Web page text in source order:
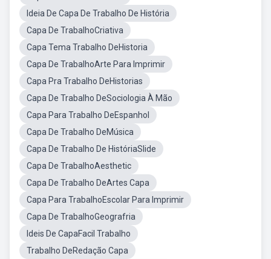
Ideia De Capa De Trabalho De História
Capa De TrabalhoCriativa
Capa Tema Trabalho DeHistoria
Capa De TrabalhoArte Para Imprimir
Capa Pra Trabalho DeHistorias
Capa De Trabalho DeSociologia À Mão
Capa Para Trabalho DeEspanhol
Capa De Trabalho DeMúsica
Capa De Trabalho De HistóriaSlide
Capa De TrabalhoAesthetic
Capa De Trabalho DeArtes Capa
Capa Para TrabalhoEscolar Para Imprimir
Capa De TrabalhoGeografria
Ideis De CapaFacil Trabalho
Trabalho DeRedação Capa